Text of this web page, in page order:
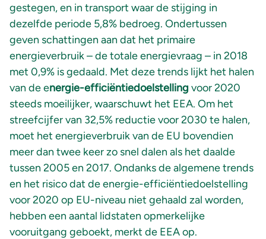
gestegen, en in transport waar de stijging in
dezelfde periode 5,8% bedroeg. Ondertussen
geven schattingen aan dat het primaire
energieverbruik – de totale energievraag – in 2018
met 0,9% is gedaald. Met deze trends lijkt het halen
van de energie-efficiëntiedoelstelling voor 2020
steeds moeilijker, waarschuwt het EEA. Om het
streefcijfer van 32,5% reductie voor 2030 te halen,
moet het energieverbruik van de EU bovendien
meer dan twee keer zo snel dalen als het daalde
tussen 2005 en 2017. Ondanks de algemene trends
en het risico dat de energie-efficiëntiedoelstelling
voor 2020 op EU-niveau niet gehaald zal worden,
hebben een aantal lidstaten opmerkelijke
vooruitgang geboekt, merkt de EEA op.